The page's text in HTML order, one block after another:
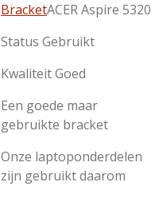
BracketACER Aspire 5320
Status Gebruikt
Kwaliteit Goed
Een goede maar
gebruikte bracket
Onze laptoponderdelen
zijn gebruikt daarom